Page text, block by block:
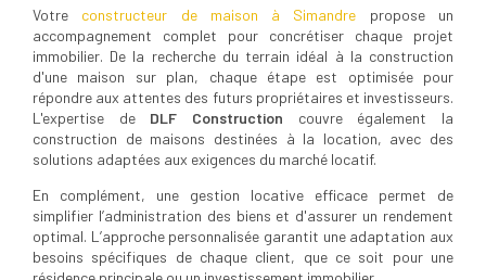
Votre constructeur de maison à Simandre propose un
accompagnement complet pour concrétiser chaque projet
immobilier. De la recherche du terrain idéal à la construction
d'une maison sur plan, chaque étape est optimisée pour
répondre aux attentes des futurs propriétaires et investisseurs.
L'expertise de DLF Construction couvre également la
construction de maisons destinées à la location, avec des
solutions adaptées aux exigences du marché locatif.
En complément, une gestion locative efficace permet de
simplifier l’administration des biens et d'assurer un rendement
optimal. L’approche personnalisée garantit une adaptation aux
besoins spécifiques de chaque client, que ce soit pour une